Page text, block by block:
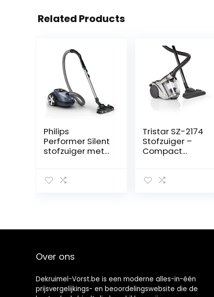
Related Products
Philips
Performer Silent
stofzuiger met
mondstuk,
Tristar SZ-2174
Stofzuiger –
Compact
Over ons
Dekruimel-Vorst.be is een moderne alles-in-één
prijsvergelijkings- en beoordelingswebsite die de